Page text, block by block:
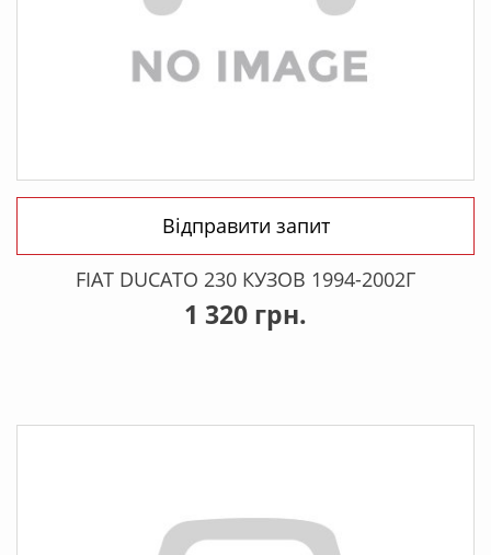
Відправити запит
FIAT DUCATO 230 КУЗОВ 1994-2002Г
1 320 грн.